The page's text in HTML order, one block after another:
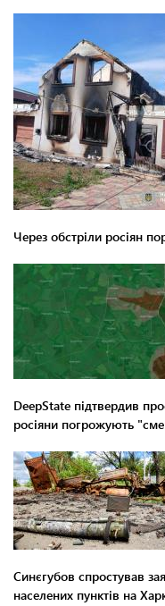
Через обстріли росіян
DeepState підтвердив
росіяни погрожують
Синєгубов спростував
населених пунктів на